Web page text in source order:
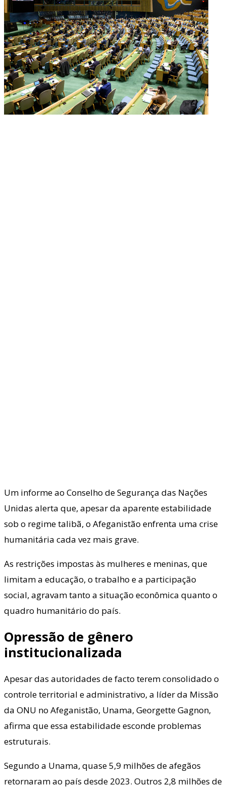
Um informe ao Conselho de Segurança das Nações
Unidas alerta que, apesar da aparente estabilidade
sob o regime talibã, o Afeganistão enfrenta uma crise
humanitária cada vez mais grave.
As restrições impostas às mulheres e meninas, que
limitam a educação, o trabalho e a participação
social, agravam tanto a situação econômica quanto o
quadro humanitário do país.
Opressão de gênero
institucionalizada
Apesar das autoridades de facto terem consolidado o
controle territorial e administrativo, a líder da Missão
da ONU no Afeganistão, Unama, Georgette Gagnon,
afirma que essa estabilidade esconde problemas
estruturais.
Segundo a Unama, quase 5,9 milhões de afegãos
retornaram ao país desde 2023. Outros 2,8 milhões de